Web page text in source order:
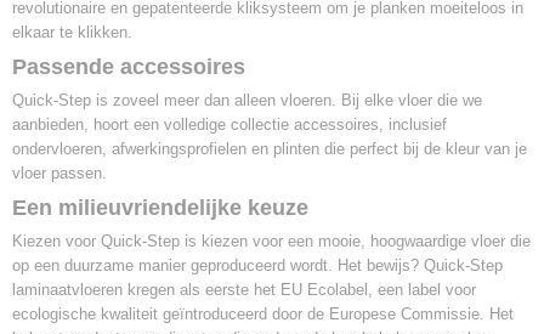
revolutionaire en gepatenteerde kliksysteem om je planken moeiteloos in
elkaar te klikken.
Passende accessoires
Quick-Step is zoveel meer dan alleen vloeren. Bij elke vloer die we
aanbieden, hoort een volledige collectie accessoires, inclusief
ondervloeren, afwerkingsprofielen en plinten die perfect bij de kleur van je
vloer passen.
Een milieuvriendelijke keuze
Kiezen voor Quick-Step is kiezen voor een mooie, hoogwaardige vloer die
op een duurzame manier geproduceerd wordt. Het bewijs? Quick-Step
laminaatvloeren kregen als eerste het EU Ecolabel, een label voor
ecologische kwaliteit geïntroduceerd door de Europese Commissie. Het